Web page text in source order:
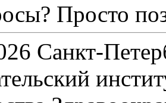
Просто
Санкт-